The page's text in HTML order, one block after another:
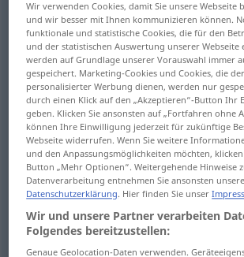
Wesen
Verfeinerung, Hoch-
Raffinesse
Verfeinerung, Verbesserung
Vervollkommnung
Feinheit Klügelei,
Raffinierung, Läuterung
Wir verwenden Cookies, damit Sie unsere Webseite
und wir besser mit Ihnen kommunizieren können.
funktionale und statistische Cookies, die für den
und der statistischen Auswertung unserer
werden auf Grundlage unserer Vorauswahl immer
gespeichert. Marketing-Cookies und Cookies, die
personalisierter Werbung dienen, werden nur
durch einen Klick auf den „Akzeptieren“-Button Ihr
geben. Klicken Sie ansonsten auf „Fortfahren ohne
können Ihre Einwilligung jederzeit für zukünftige
Webseite widerrufen. Wenn Sie weitere
und den Anpassungsmöglichkeiten möchten,
Button „Mehr Optionen“. Weitergehende Hinweise
Datenverarbeitung entnehmen Sie ansonsten
Datenschutzerklärung. Hier finden Sie unser
Wir und unsere Partner verarbeiten
Folgendes bereitzustellen:
Genaue Geolocation-Daten verwenden.